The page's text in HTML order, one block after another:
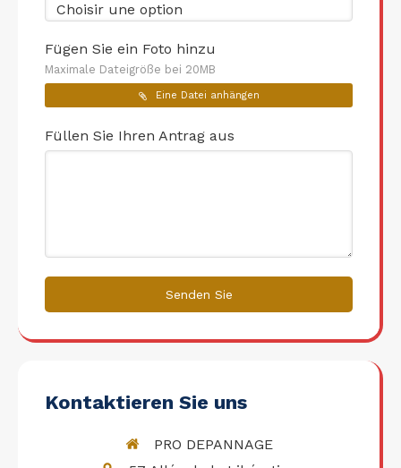
Choisir une option
Fügen Sie ein Foto hinzu
Maximale Dateigröße bei 20MB
Eine Datei anhängen
Füllen Sie Ihren Antrag aus
Senden Sie
Kontaktieren Sie uns
PRO DEPANNAGE